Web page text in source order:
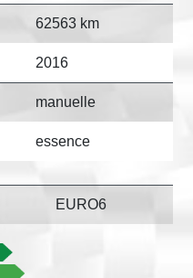
62563 km
2016
manuelle
essence
EURO6